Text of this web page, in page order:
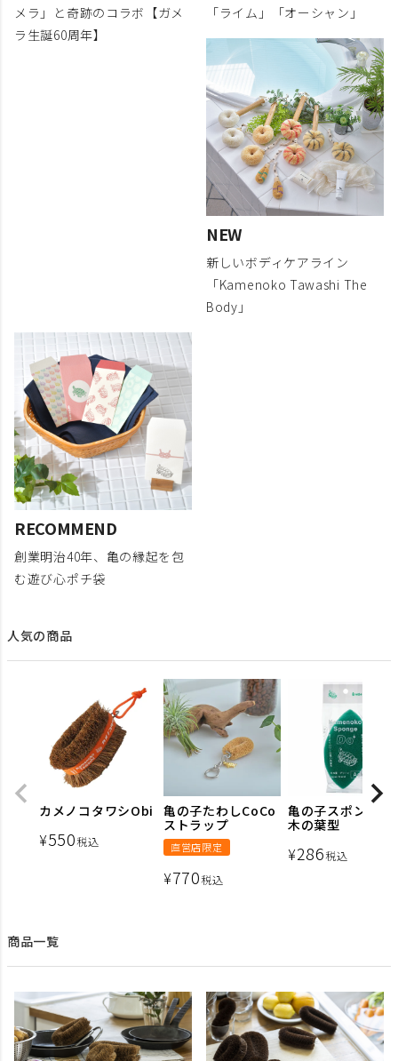
メラ」と奇跡のコラボ【ガメ
ラ生誕60周年】
「ライム」「オーシャン」
NEW
新しいボディケアライン
「Kamenoko Tawashi The
Body」
RECOMMEND
創業明治40年、亀の縁起を包
む遊び心ポチ袋
人気の商品
カメノコタワシObi
¥550税込
亀の子たわしCoCo
ストラップ
直営店限定
¥770税込
亀の子スポンジ
木の葉型
¥286税込
商品一覧